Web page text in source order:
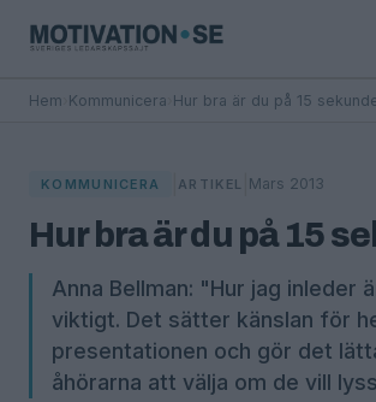
Hem Kommunicera Hur bra är du på 15
KOMMUNICERA ARTIKEL Mars 2013
Hur bra är du på 15
Anna Bellman: "Hur jag inleder
viktigt. Det sätter känslan för
presentationen och gör det
åhörarna att välja om de vill